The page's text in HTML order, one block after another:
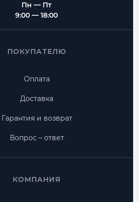
Пн — Пт
9:00 — 18:00
ПОКУПАТЕЛЮ
Оплата
Доставка
Гарантия и возврат
Вопрос – ответ
КОМПАНИЯ